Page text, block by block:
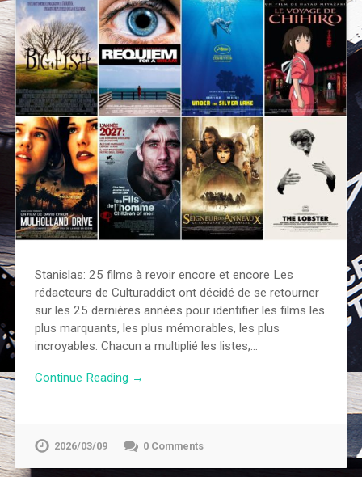
Stanislas: 25 films à revoir encore et encore Les
rédacteurs de Culturaddict ont décidé de se retourner
sur les 25 dernières années pour identifier les films les
plus marquants, les plus mémorables, les plus
incroyables. Chacun a multiplié les listes,…
Continue Reading →
2026/03/09 0 Comments